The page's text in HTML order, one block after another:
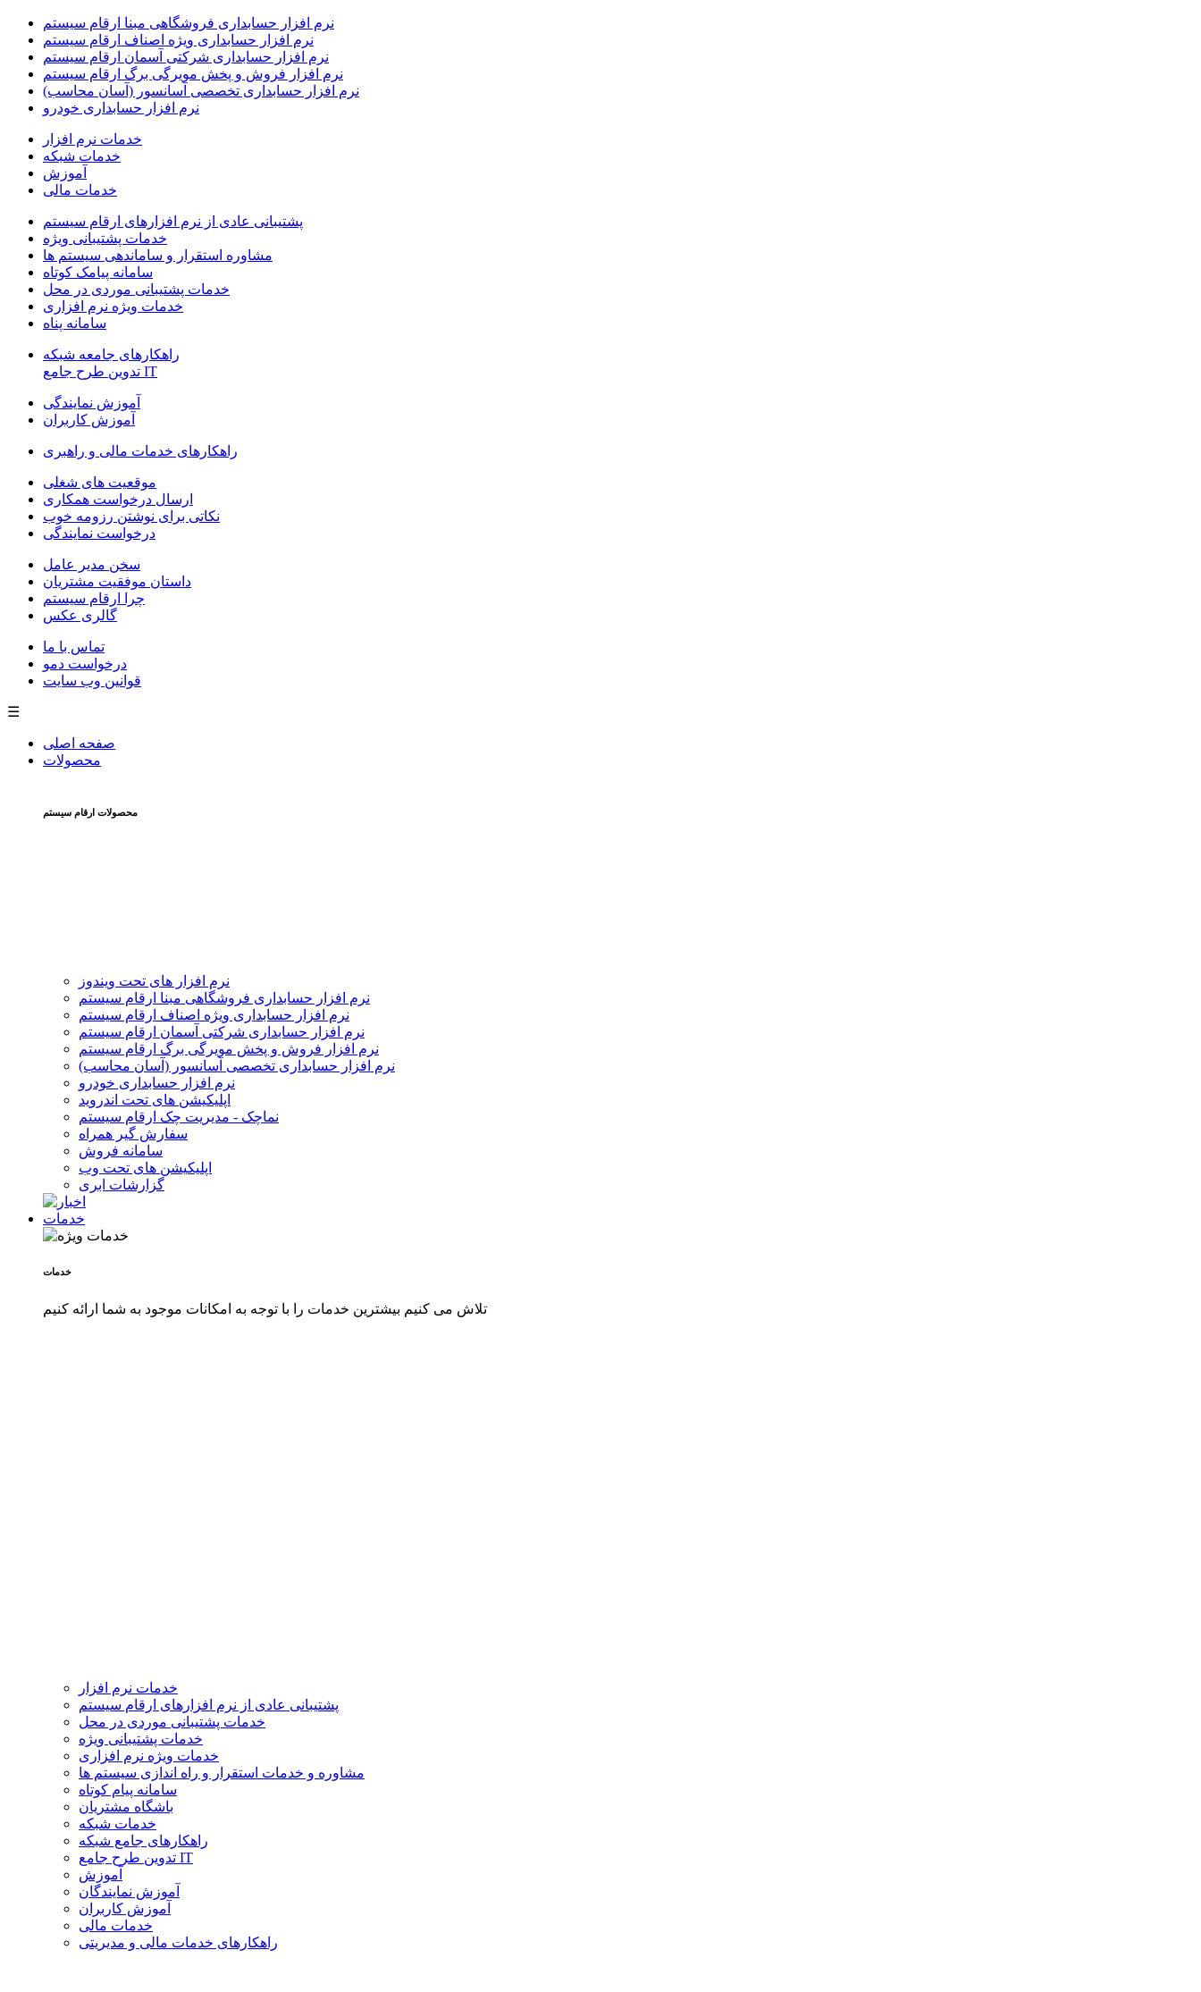
نرم افزار حسابداری فروشگاهی مبنا ارقام سیستم
نرم افزار حسابداری ویژه اصناف ارقام سیستم
نرم افزار حسابداری شرکتی آسمان ارقام سیستم
نرم افزار فروش و پخش مویرگی برگ ارقام سیستم
نرم افزار حسابداری تخصصی آسانسور (آسان محاسب)
نرم افزار حسابداری خودرو
خدمات نرم افزار
خدمات شبکه
آموزش
خدمات مالی
پشتیبانی عادی از نرم افزارهای ارقام سیستم
خدمات پشتیبانی ویژه
مشاوره استقرار و ساماندهی سیستم ها
سامانه پیامک کوتاه
خدمات پشتیبانی موردی در محل
خدمات ویژه نرم افزاری
سامانه پناه
راهکارهای جامعه شبکه
IT تدوین طرح جامع
آموزش نمایندگی
آموزش کاربران
راهکارهای خدمات مالی و راهبری
موقعیت های شغلی
ارسال درخواست همکاری
نکاتی برای نوشتن رزومه خوب
درخواست نمایندگی
سخن مدیر عامل
داستان موفقیت مشتریان
چرا ارقام سیستم
گالری عکس
تماس با ما
درخواست دمو
قوانین وب سایت
☰
صفحه اصلی
محصولات
محصولات ارقام سیستم
نرم افزار های تحت ویندوز
نرم افزار حسابداری فروشگاهی مبنا ارقام سیستم
نرم افزار حسابداری ویژه اصناف ارقام سیستم
نرم افزار حسابداری شرکتی آسمان ارقام سیستم
نرم افزار فروش و پخش مویرگی برگ ارقام سیستم
نرم افزار حسابداری تخصصی آسانسور (آسان محاسب)
نرم افزار حسابداری خودرو
اپلیکیشن های تحت اندروید
نماچک - مدیریت چک ارقام سیستم
سفارش گیر همراه
سامانه فروش
اپلیکیشن های تحت وب
گزارشات ابری
خدمات
خدمات
تلاش می کنیم بیشترین خدمات را با توجه به امکانات موجود به شما ارائه کنیم
خدمات نرم افزار
پشتیبانی عادی از نرم افزارهای ارقام سیستم
خدمات پشتیبانی موردی در محل
خدمات پشتیبانی ویژه
خدمات ویژه نرم افزاری
مشاوره و خدمات استقرار و راه اندازی سیستم ها
سامانه پیام کوتاه
باشگاه مشتریان
خدمات شبکه
راهکارهای جامع شبکه
تدوین طرح جامع IT
آموزش
آموزش نمایندگان
آموزش کاربران
خدمات مالی
راهکارهای خدمات مالی و مدیریتی